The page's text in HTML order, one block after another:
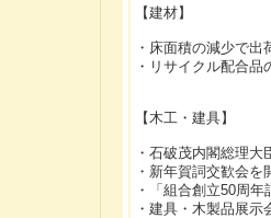
【建材】
・床面積の減少で出
・リサイクル配合
【木工・建具】
・石破茂内閣総理
・新年賀詞交歓会
・「組合創立50周
・建具・木製品展